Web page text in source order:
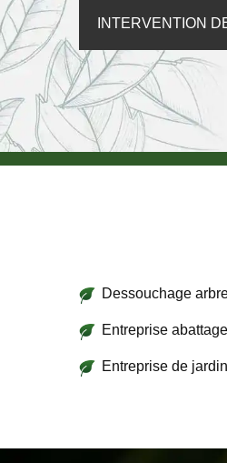
INTERVENTION
Dessouchage
Entreprise
Entreprise de